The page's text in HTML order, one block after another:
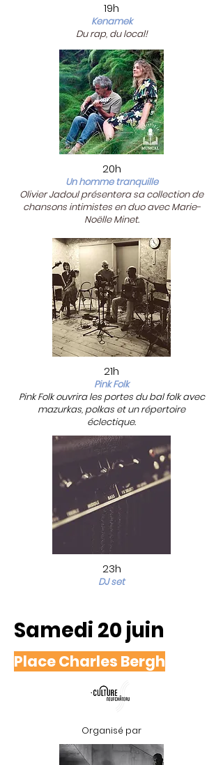
19h
Kenamek
Du rap, du local!
20h
Un homme tranquille
Olivier Jadoul présentera sa collection de
chansons intimistes en duo avec Marie-
Noëlle Minet.
21h
Pink Folk
Pink Folk ouvrira les portes du bal folk avec
mazurkas, polkas et un répertoire
éclectique.
23h
DJ set
Samedi 20 juin
Place Charles Bergh
Organisé par